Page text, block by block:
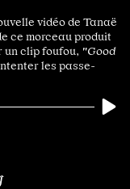
vidéo de Tanaë
ce morceau produit
un clip foufou, "Good
les passe-